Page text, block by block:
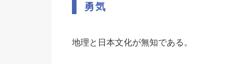
勇気
地理と日本文化が無知である。